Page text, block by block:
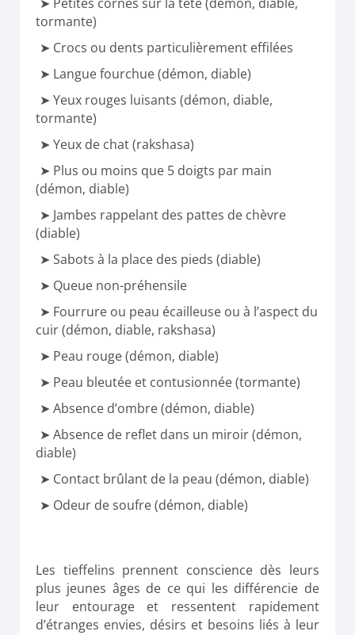
tormante)
Crocs ou dents particulièrement effilées
Langue fourchue (démon, diable)
Yeux rouges luisants (démon, diable,
tormante)
Yeux de chat (rakshasa)
Plus ou moins que 5 doigts par main
(démon, diable)
Jambes rappelant des pattes de chèvre
(diable)
Sabots à la place des pieds (diable)
Queue non-préhensile
Fourrure ou peau écailleuse ou à l’aspect du
cuir (démon, diable, rakshasa)
Peau rouge (démon, diable)
Peau bleutée et contusionnée (tormante)
Absence d’ombre (démon, diable)
Absence de reflet dans un miroir (démon,
diable)
Contact brûlant de la peau (démon, diable)
Odeur de soufre (démon, diable)
Les tieffelins prennent conscience dès leurs
plus jeunes âges de ce qui les différencie de
leur entourage et ressentent rapidement
d’étranges envies, désirs et besoins liés à leur